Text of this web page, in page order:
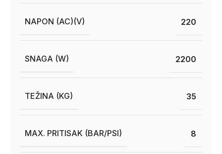
NAPON (AC)(V) 220
SNAGA (W) 2200
TEŽINA (KG) 35
MAX. PRITISAK (BAR/PSI) 8